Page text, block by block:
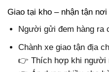
Giao tại kho – nhận tận
Người gửi đem hàng ra
Chành xe giao tận địa
👉 Thích hợp khi người